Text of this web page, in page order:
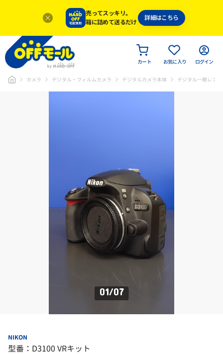
売ってスッキリ。
箱に詰めて送るだけ
詳細はこちら
カート お気に入り ログイン
カメラ デジタル・フィルムカメラ デジタルカメラ本体 デジタル一眼レフ
01/07
NIKON
型番：D3100 VRキット